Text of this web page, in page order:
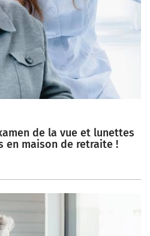
de la vue et lunettes
en maison de retraite !